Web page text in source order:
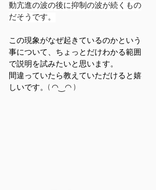
動亢進の波の後に抑制の波が続くもの
だそうです。
この現象がなぜ起きているのかという
事について、ちょっとだけわかる範囲
で説明を試みたいと思います。
間違っていたら教えていただけると嬉
しいです。( ◠‿◠ )